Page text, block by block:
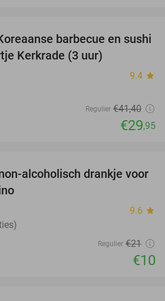
28%
barbecue en sushi
Kerkrade (3 uur)
9.4 star
Regulier €41,40
€29,95
52%
alcoholisch drankje voor
9.6 star
Regulier €21
€10